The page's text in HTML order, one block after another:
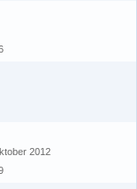
2012